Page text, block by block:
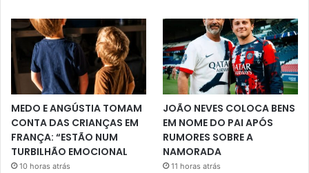
MEDO E ANGÚSTIA TOMAM
CONTA DAS CRIANÇAS EM
FRANÇA: “ESTÃO NUM
TURBILHÃO EMOCIONAL
10 horas atrás
JOÃO NEVES COLOCA BENS
EM NOME DO PAI APÓS
RUMORES SOBRE A
NAMORADA
11 horas atrás